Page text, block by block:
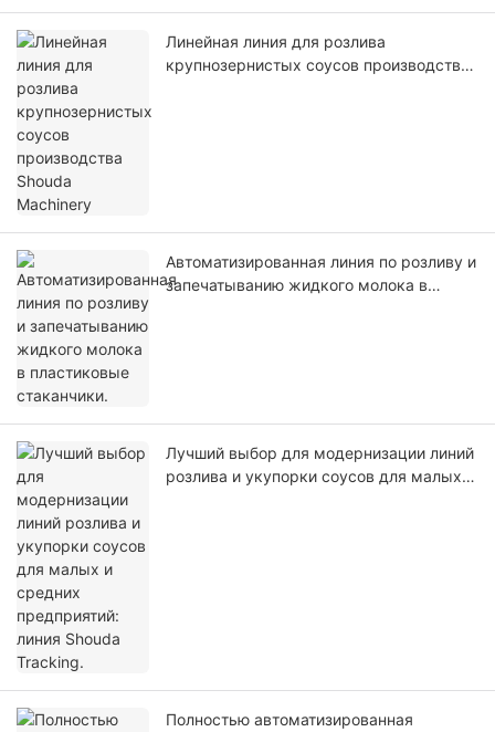
Линейная линия для розлива
крупнозернистых соусов производства
Автоматизированная линия по розливу и
запечатыванию жидкого молока в
Лучший выбор для модернизации линий
розлива и укупорки соусов для малых и
Полностью автоматизированная